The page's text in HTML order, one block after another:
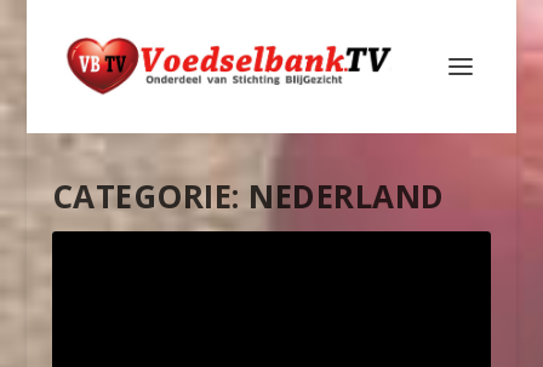
CATEGORIE: NEDERLAND